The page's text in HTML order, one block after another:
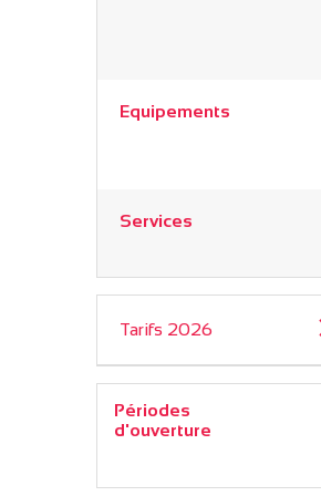
Equipements
Services
Tarifs 2026
Périodes
d'ouverture